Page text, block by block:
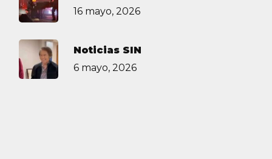
16 mayo, 2026
Noticias SIN
6 mayo, 2026